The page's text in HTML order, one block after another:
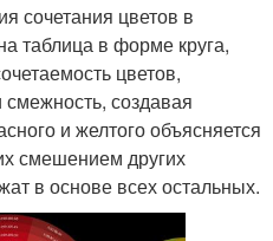
сочетания цветов в
таблица в форме круга,
цветов,
смежность, создавая
и желтого объясняется
смешением других
в основе всех остальных.